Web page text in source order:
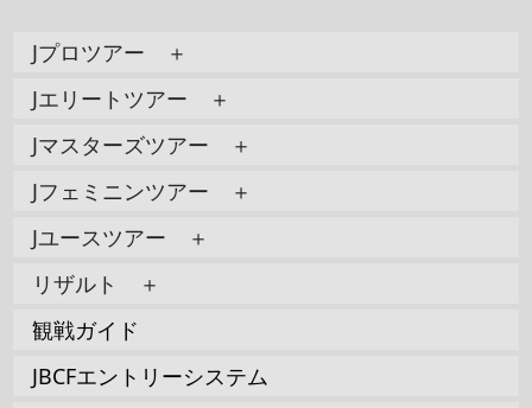
Jプロツアー ＋
Jエリートツアー ＋
Jマスターズツアー ＋
Jフェミニンツアー ＋
Jユースツアー ＋
リザルト ＋
観戦ガイド
JBCFエントリーシステム